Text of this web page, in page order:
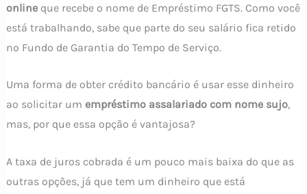
online que recebe o nome de Empréstimo FGTS. Como você
está trabalhando, sabe que parte do seu salário fica retido
no Fundo de Garantia do Tempo de Serviço.
Uma forma de obter crédito bancário é usar esse dinheiro
ao solicitar um empréstimo assalariado com nome sujo,
mas, por que essa opção é vantajosa?
A taxa de juros cobrada é um pouco mais baixa do que as
outras opções, já que tem um dinheiro que está